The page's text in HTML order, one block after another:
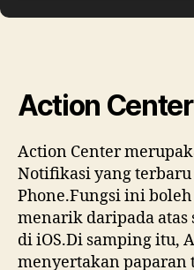
Action Center
Action Center
Notifikasi yang
Phone.Fungsi ini
menarik daripada
di iOS.Di samping itu,
menyertakan paparan